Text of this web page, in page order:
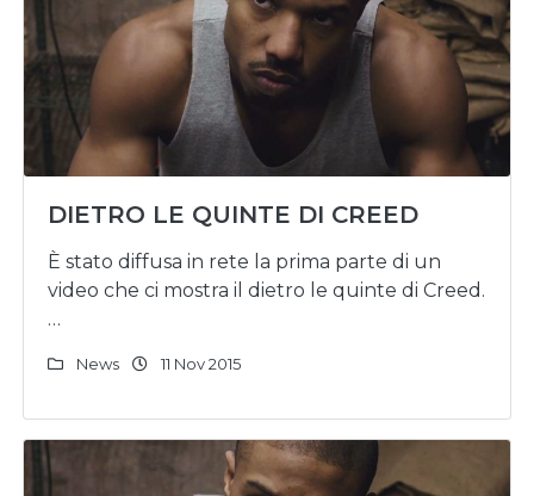
DIETRO LE QUINTE DI CREED
È stato diffusa in rete la prima parte di un
video che ci mostra il dietro le quinte di Creed.
…
News 11 Nov 2015